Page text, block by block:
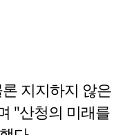
지지하지 않은
"산청의 미래를